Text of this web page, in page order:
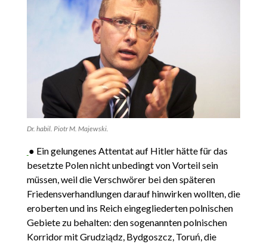
Dr. habil. Piotr M. Majewski.
● Ein gelungenes Attentat auf Hitler hätte für das
besetzte Polen nicht unbedingt von Vorteil sein
müssen, weil die Verschwörer bei den späteren
Friedensverhandlungen darauf hinwirken wollten, die
eroberten und ins Reich eingegliederten polnischen
Gebiete zu behalten: den sogenannten polnischen
Korridor mit Grudziądz, Bydgoszcz, Toruń, die